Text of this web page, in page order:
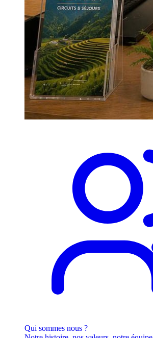
Qui sommes nous ?